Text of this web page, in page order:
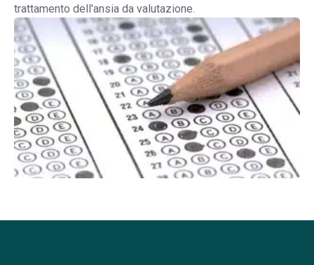
trattamento dell'ansia da valutazione.